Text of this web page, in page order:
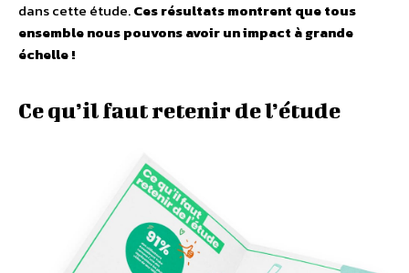
dans cette étude.Ces résultats montrent que tous
ensemble nous pouvons avoir un impact à grande
échelle !
Ce qu’il faut retenir de l’étude